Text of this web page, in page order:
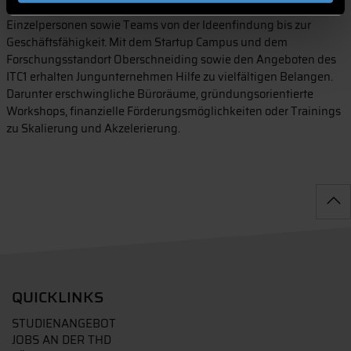
Gründungsökosystem der THD ein. Die Hochschule unterstützt
Einzelpersonen sowie Teams von der Ideenfindung bis zur
Geschäftsfähigkeit. Mit dem Startup Campus und dem
Forschungsstandort Oberschneiding sowie den Angeboten des
ITC1 erhalten Jungunternehmen Hilfe zu vielfältigen Belangen.
Darunter erschwingliche Büroräume, gründungsorientierte
Workshops, finanzielle Förderungsmöglichkeiten oder Trainings
zu Skalierung und Akzelerierung.
QUICKLINKS
STUDIENANGEBOT
JOBS AN DER THD